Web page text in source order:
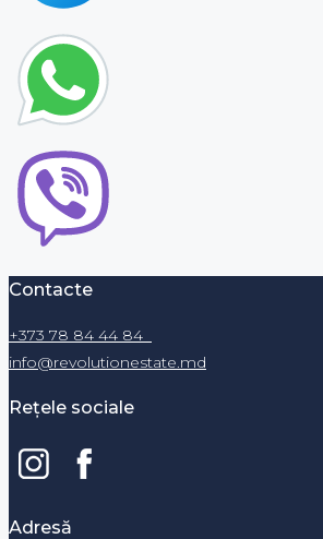
Contacte
+373 78 84 44 84
info@revolutionestate.md
Rețele sociale
Adresă